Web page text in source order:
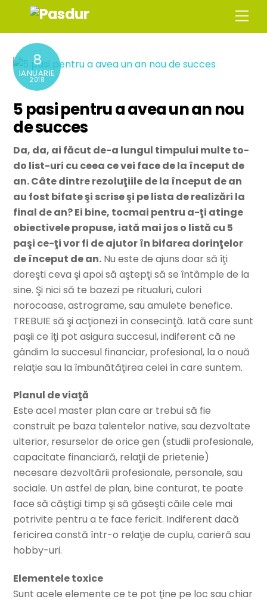
8
IANUARIE
2018
5 pasi pentru a avea un an nou
de succes
Da, da, ai făcut de-a lungul timpului multe to-
do list-uri cu ceea ce vei face de la început de
an. Câte dintre rezoluţiile de la început de an
au fost bifate şi scrise şi pe lista de realizări la
final de an? Ei bine, tocmai pentru a-ţi atinge
obiectivele propuse, iată mai jos o listă cu 5
paşi ce-ţi vor fi de ajutor în bifarea dorinţelor
de început de an. Nu este de ajuns doar să îţi
doreşti ceva şi apoi să aştepţi să se întâmple de la
sine. Şi nici să te bazezi pe ritualuri, culori
norocoase, astrograme, sau amulete benefice.
TREBUIE să şi acţionezi în consecinţă. Iată care sunt
paşii ce îţi pot asigura succesul, indiferent că ne
gândim la succesul financiar, profesional, la o nouă
relaţie sau la îmbunătăţirea celei în care suntem.
Planul de viaţă
Este acel master plan care ar trebui să fie
construit pe baza talentelor native, sau dezvoltate
ulterior, resurselor de orice gen (studii profesionale,
capacitate financiară, relaţii de prietenie)
necesare dezvoltării profesionale, personale, sau
sociale. Un astfel de plan, bine conturat, te poate
face să căştigi timp şi să găseşti căile cele mai
potrivite pentru a te face fericit. Indiferent dacă
fericirea constă într-o relaţie de cuplu, carieră sau
hobby-uri.
Elementele toxice
Sunt acele elemente ce te pot ţine pe loc sau chiar